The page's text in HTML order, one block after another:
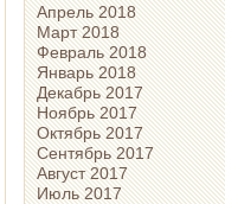
Апрель 2018
Март 2018
Февраль 2018
Январь 2018
Декабрь 2017
Ноябрь 2017
Октябрь 2017
Сентябрь 2017
Август 2017
Июль 2017